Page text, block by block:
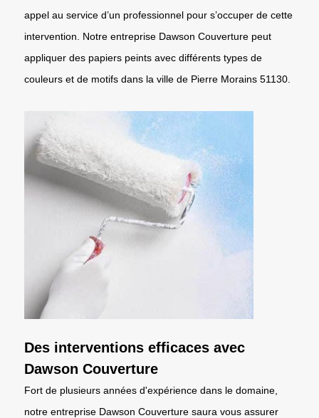
appel au service d’un professionnel pour s’occuper de cette
intervention. Notre entreprise Dawson Couverture peut
appliquer des papiers peints avec différents types de
couleurs et de motifs dans la ville de Pierre Morains 51130.
Des interventions efficaces avec
Dawson Couverture
Fort de plusieurs années d'expérience dans le domaine,
notre entreprise Dawson Couverture saura vous assurer